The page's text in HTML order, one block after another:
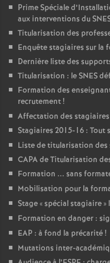
Prime Spéciale
aux interventions du
Titularisation des
Enquête stagiaires sur la
Dernière liste des
Titularisation : leSNES
Formation des
recrutement!
Affectation des
Stagiaires 2015-16 : Tout
Liste de titularisation des
CAPAde Titularisation
Formation ... sans
Mobilisation pour la
Stage «spécial stagiaire»
Formation en danger :
EAP : à fond la précarité!
Mutations inter-